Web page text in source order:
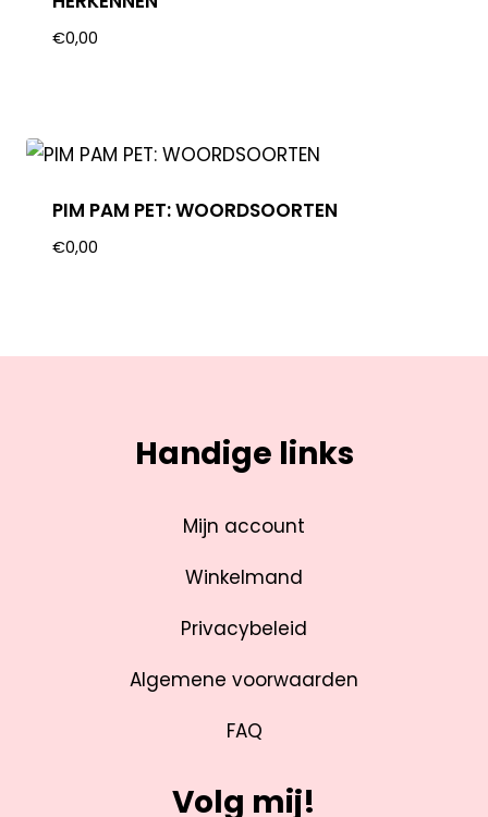
€0,00
PIM PAM PET: WOORDSOORTEN
€0,00
Handige links
Mijn account
Winkelmand
Privacybeleid
Algemene voorwaarden
FAQ
Volg mij!